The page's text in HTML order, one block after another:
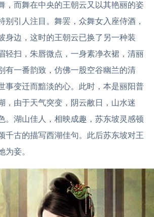
，而舞在中央的王朝云又以其艳丽的姿
别引人注目。舞罢，众舞女入座侍酒，
身边，这时的王朝云已换了另一种装
轻扫，朱唇微点，一身素净衣裙，清丽
有一番韵致，仿佛一股空谷幽兰的清
事变迁而黯淡的心。此时，本是丽阳普
，由于天气突变，阴云敝日，山水迷
。湖山佳人，相映成趣，苏东坡灵感顿
千古的描写西湖佳句。此后苏东坡对王
妾。